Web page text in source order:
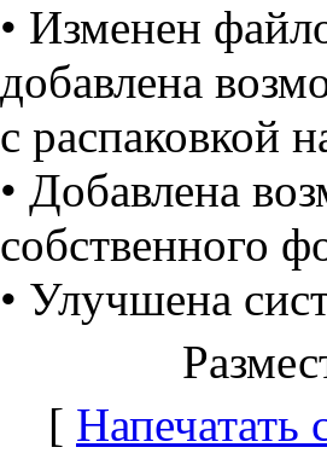
• Изменен
добавлена
с распаковкой
• Добавлена
собственного
• Улучшена
[ Напечатать